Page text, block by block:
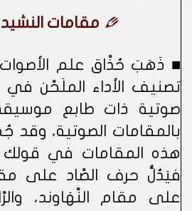
مقامات النشيد
■ ذَهَبَ حُذَّاق علم
تصنيف الأداء الملَحَّن
صوتية ذات طابع
بالمقامات الصوتية، وقد
هذه المقامات في
فيَدُلُّ حرف الصَّاد على
على مقام النَّهَاوند،